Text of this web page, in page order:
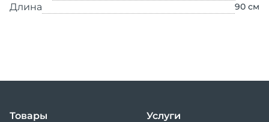
Длина 90 см
Товары Услуги